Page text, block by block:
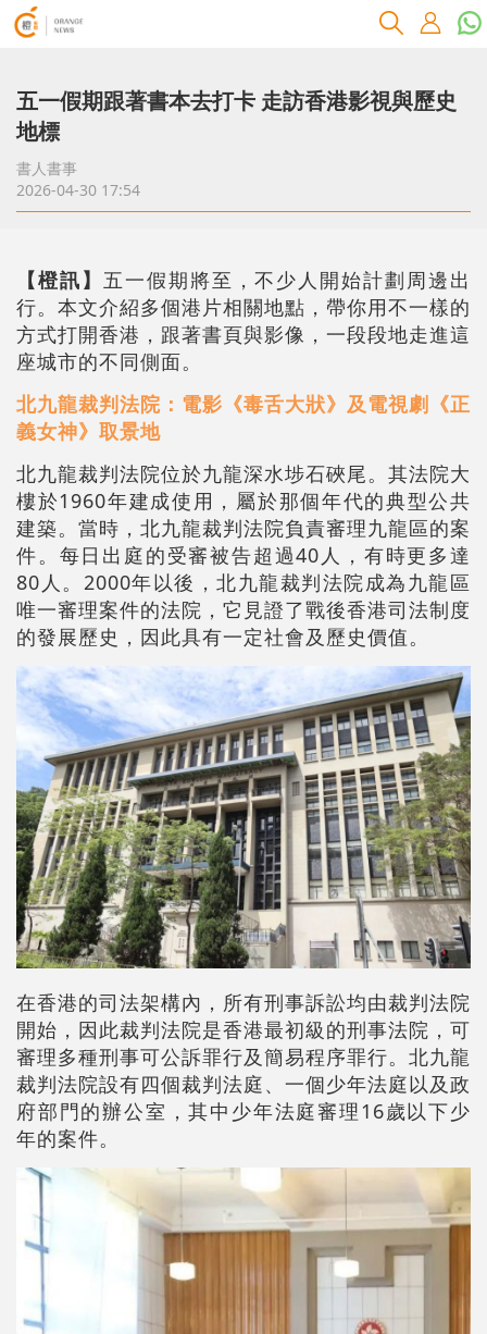
五一假期跟著書本去打卡 走訪香港影視與歷史
地標
書人書事
2026-04-30 17:54
【橙訊】 五一假期將至，不少人開始計劃周邊出
行。本文介紹多個港片相關地點，帶你用不一樣的
方式打開香港，跟著書頁與影像，一段段地走進這
座城市的不同側面。
北九龍裁判法院：電影《毒舌大狀》及電視劇《正
義女神》取景地
北九龍裁判法院位於九龍深水埗石硤尾。其法院大
樓於1960年建成使用，屬於那個年代的典型公共
建築。當時，北九龍裁判法院負責審理九龍區的案
件。每日出庭的受審被告超過40人，有時更多達
80人。2000年以後，北九龍裁判法院成為九龍區
唯一審理案件的法院，它見證了戰後香港司法制度
的發展歷史，因此具有一定社會及歷史價值。
在香港的司法架構內，所有刑事訴訟均由裁判法院
開始，因此裁判法院是香港最初級的刑事法院，可
審理多種刑事可公訴罪行及簡易程序罪行。北九龍
裁判法院設有四個裁判法庭、一個少年法庭以及政
府部門的辦公室，其中少年法庭審理16歲以下少
年的案件。